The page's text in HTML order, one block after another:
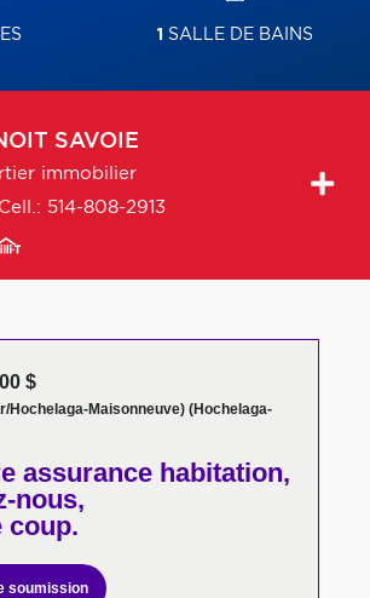
1 SALLE DE BAINS
SAVOIE
immobilier
Cell.: 514-808-2913
$
Hochelaga-Maisonneuve) (Hochelaga-
assurance habitation,
nous,
coup.
soumission